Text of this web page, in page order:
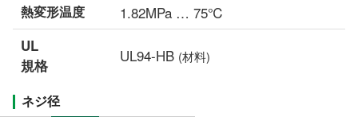
熱変形温度 1.82MPa … 75℃
UL
規格
UL94-HB (材料)
ネジ径